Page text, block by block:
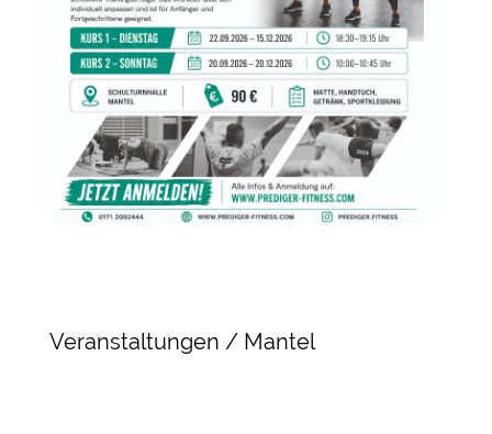
Veranstaltungen / Mantel